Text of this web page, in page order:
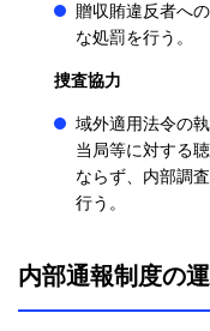
贈収賄違反者へ
な処罰を行う。
捜査協力
域外適用法令の
当局等に対する
ならず、内部調
行う。
内部通報制度の